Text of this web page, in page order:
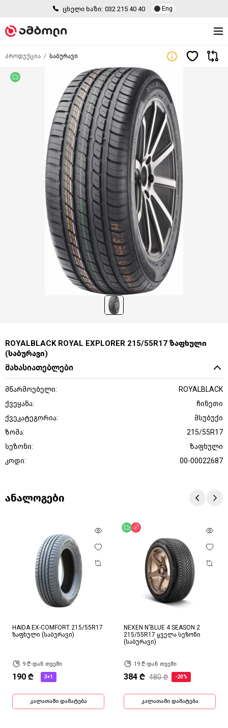
ცხელი ხაზი: 032 215 40 40 Eng
პროდუქცია საბურავი
ROYALBLACK ROYAL EXPLORER 215/55R17 ზაფხული
(საბურავი)
მახასიათებლები
მწარმოებელი:
ROYALBLACK
ქვეყანა:
ჩინეთი
ქვეკატეგორია:
მსუბუქი
ზომა:
215/55R17
სეზონი:
ზაფხული
კოდი:
00-00022687
ანალოგები
HAIDA EX-COMFORT 215/55R17
ზაფხული (საბურავი)
9 ₾-დან თვეში
190 ₾ 3+1
კალათაში დამატება
უფასო მიწოდება
NEXEN N'BLUE 4 SEASON 2
215/55R17 ყველა სეზონი
(საბურავი)
19 ₾-დან თვეში
384 ₾ 480 ₾ -20%
კალათაში დამატება